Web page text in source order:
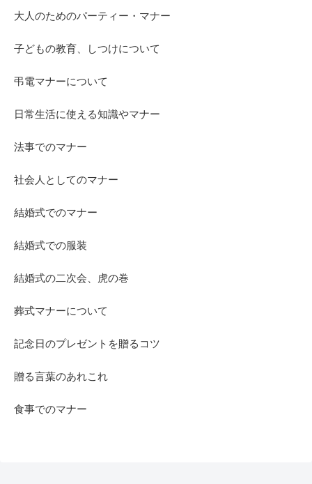
大人のためのパーティー・マナー
子どもの教育、しつけについて
弔電マナーについて
日常生活に使える知識やマナー
法事でのマナー
社会人としてのマナー
結婚式でのマナー
結婚式での服装
結婚式の二次会、虎の巻
葬式マナーについて
記念日のプレゼントを贈るコツ
贈る言葉のあれこれ
食事でのマナー